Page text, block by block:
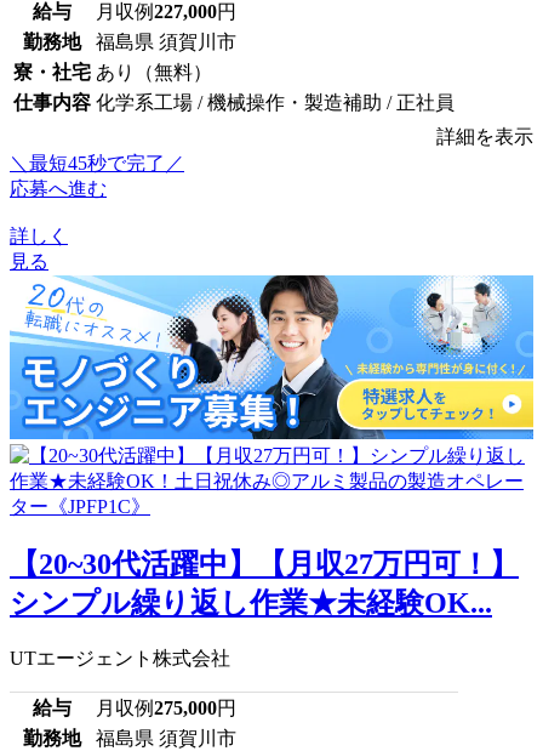
給与 月収例227,000円
勤務地
福島県 須賀川市
寮・社宅 あり（無料）
仕事内容 化学系工場 / 機械操作・製造補助 / 正社員
詳細を表示
＼最短45秒で完了／
応募へ進む
詳しく
見る
【20~30代活躍中】【月収27万円可！】
シンプル繰り返し作業★未経験OK...
UTエージェント株式会社
給与 月収例275,000円
勤務地
福島県 須賀川市